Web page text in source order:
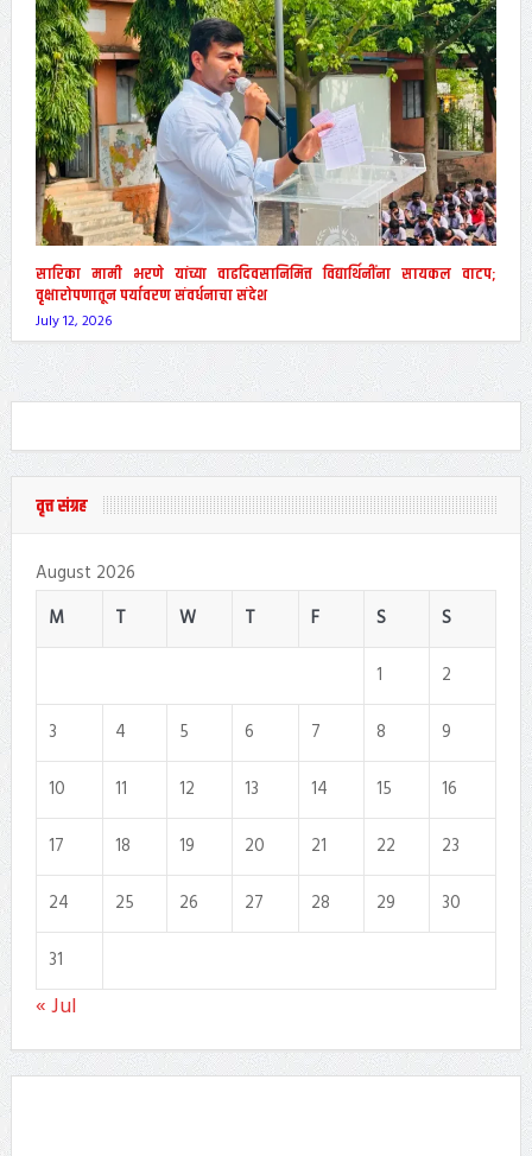
सारिका मामी भरणे यांच्या वाढदिवसानिमित्त विद्यार्थिनींना सायकल वाटप;
वृक्षारोपणातून पर्यावरण संवर्धनाचा संदेश
July 12, 2026
वृत्त संग्रह
August 2026
M
T W T F S
S
1
2
3
4 5 6 7 8
9
10
11 12 13 14 15
16
17
18 19 20 21 22
23
24
25 26 27 28 29
30
31
« Jul